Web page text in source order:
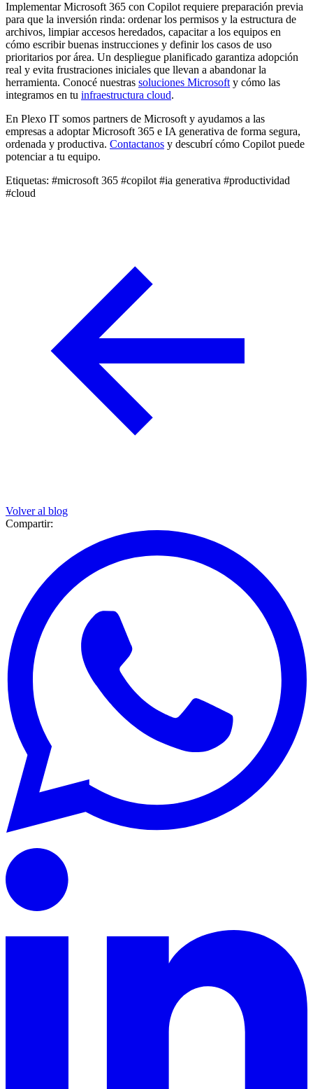
Implementar Microsoft 365 con Copilot requiere preparación previa
para que la inversión rinda: ordenar los permisos y la estructura de
archivos, limpiar accesos heredados, capacitar a los equipos en
cómo escribir buenas instrucciones y definir los casos de uso
prioritarios por área. Un despliegue planificado garantiza adopción
real y evita frustraciones iniciales que llevan a abandonar la
herramienta. Conocé nuestras soluciones Microsoft y cómo las
integramos en tu infraestructura cloud.
En Plexo IT somos partners de Microsoft y ayudamos a las
empresas a adoptar Microsoft 365 e IA generativa de forma segura,
ordenada y productiva. Contactanos y descubrí cómo Copilot puede
potenciar a tu equipo.
Etiquetas: #microsoft 365 #copilot #ia generativa #productividad
#cloud
Volver al blog
Compartir: